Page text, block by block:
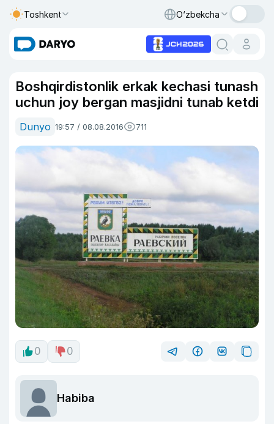
Toshkent O‘zbekcha
Boshqirdistonlik erkak kechasi tunash
uchun joy bergan masjidni tunab ketdi
Dunyo 19:57 / 08.08.2016 711
0 0
Habiba